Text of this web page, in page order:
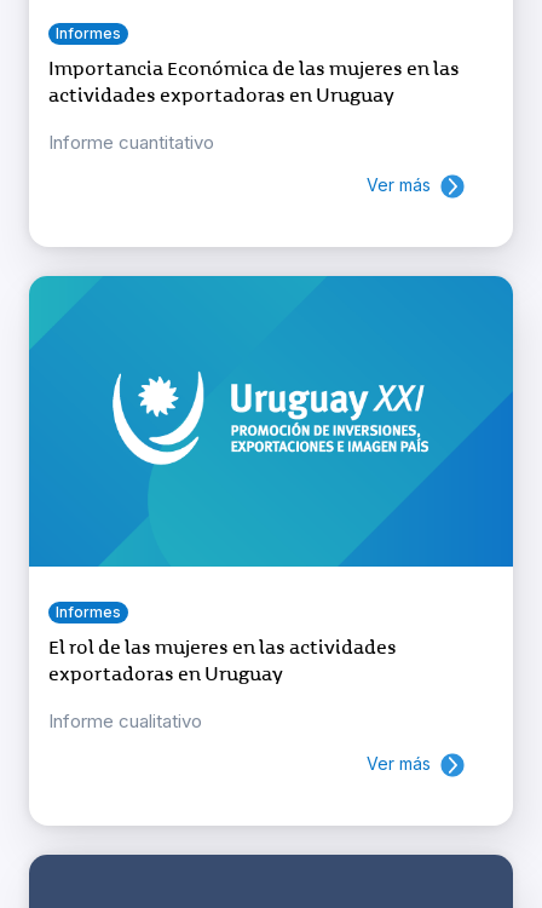
Informes
Importancia Económica de las mujeres en las
actividades exportadoras en Uruguay
Informe cuantitativo
Ver más
Informes
El rol de las mujeres en las actividades
exportadoras en Uruguay
Informe cualitativo
Ver más